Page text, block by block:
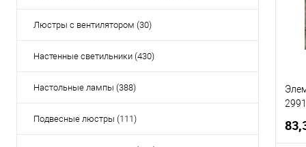
Люстры с вентилятором (30)
Настенные светильники (430)
Настольные лампы (388)
Подвесные люстры (111)